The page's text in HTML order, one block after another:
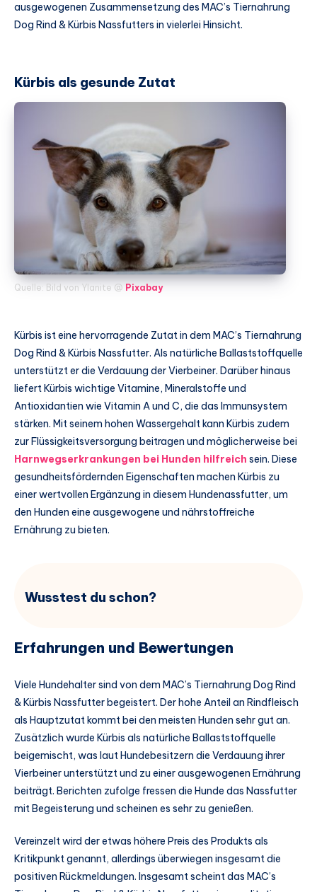
ausgewogenen Zusammensetzung des MAC’s Tiernahrung
Dog Rind & Kürbis Nassfutters in vielerlei Hinsicht.
Kürbis als gesunde Zutat
Quelle: Bild von Ylanite @ Pixabay
Kürbis ist eine hervorragende Zutat in dem MAC’s Tiernahrung
Dog Rind & Kürbis Nassfutter. Als natürliche Ballaststoffquelle
unterstützt er die Verdauung der Vierbeiner. Darüber hinaus
liefert Kürbis wichtige Vitamine, Mineralstoffe und
Antioxidantien wie Vitamin A und C, die das Immunsystem
stärken. Mit seinem hohen Wassergehalt kann Kürbis zudem
zur Flüssigkeitsversorgung beitragen und möglicherweise bei
Harnwegserkrankungen bei Hunden hilfreich sein. Diese
gesundheitsfördernden Eigenschaften machen Kürbis zu
einer wertvollen Ergänzung in diesem Hundenassfutter, um
den Hunden eine ausgewogene und nährstoffreiche
Ernährung zu bieten.
Wusstest du schon?
Erfahrungen und Bewertungen
Viele Hundehalter sind von dem MAC’s Tiernahrung Dog Rind
& Kürbis Nassfutter begeistert. Der hohe Anteil an Rindfleisch
als Hauptzutat kommt bei den meisten Hunden sehr gut an.
Zusätzlich wurde Kürbis als natürliche Ballaststoffquelle
beigemischt, was laut Hundebesitzern die Verdauung ihrer
Vierbeiner unterstützt und zu einer ausgewogenen Ernährung
beiträgt. Berichten zufolge fressen die Hunde das Nassfutter
mit Begeisterung und scheinen es sehr zu genießen.
Vereinzelt wird der etwas höhere Preis des Produkts als
Kritikpunkt genannt, allerdings überwiegen insgesamt die
positiven Rückmeldungen. Insgesamt scheint das MAC’s